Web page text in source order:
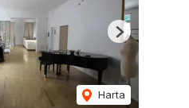
Harta
Next